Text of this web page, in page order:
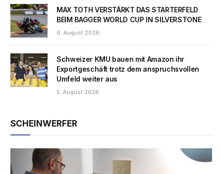
MAX TOTH VERSTÄRKT DAS STARTERFELD
BEIM BAGGER WORLD CUP IN SILVERSTONE
6. August 2026
Schweizer KMU bauen mit Amazon ihr
Exportgeschäft trotz dem anspruchsvollen
Umfeld weiter aus
5. August 2026
SCHEINWERFER